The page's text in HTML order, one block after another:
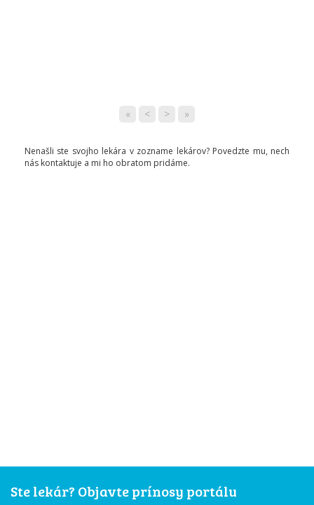
« < > »
Nenašli ste svojho lekára v zozname lekárov? Povedzte mu, nech
nás kontaktuje a mi ho obratom pridáme.
Ste lekár? Objavte prínosy portálu